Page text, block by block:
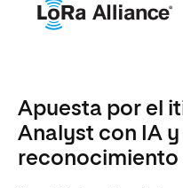
Apuesta por el
Analyst con IA y